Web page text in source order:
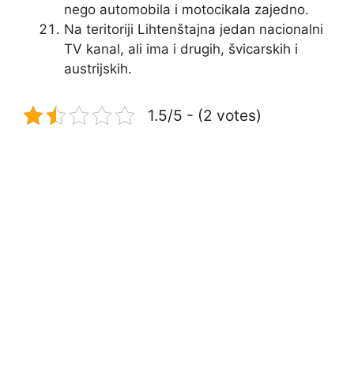
nego automobila i motocikala zajedno.
Na teritoriji Lihtenštajna jedan nacionalni
TV kanal, ali ima i drugih, švicarskih i
austrijskih.
1.5/5 - (2 votes)